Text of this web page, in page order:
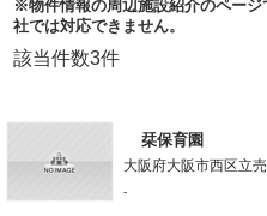
※物件情報の周辺施設紹介のペー
社では対応できません。
該当件数3件
栞保育園
大阪府大阪市西区立
-